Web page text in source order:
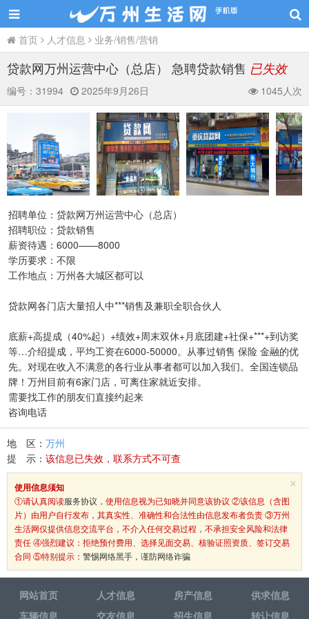
首页 人才信息 业务/销售/营销
贷款网万州运营中心（总店） 急聘贷款销售 已失效
编号： 31994 2025年9月26日 1045人次
招聘单位：贷款网万州运营中心（总店）
招聘职位：贷款销售
薪资待遇：6000——8000
学历要求：不限
工作地点：万州各大城区都可以
贷款网各门店大量招人中***销售及兼职全职合伙人
底薪+高提成（40%起）+绩效+周末双休+月底团建+社保+***+到访奖
等…介绍提成，平均工资在6000-50000。从事过销售 保险 金融的优
先。对现在收入不满意的各行业从事者都可以加入我们。全国连锁品
牌！万州目前有6家门店，可离住家就近安排。
需要找工作的朋友们直接约起来
咨询电话
地 区： 万州
提 示： 该信息已失效，联系方式不可查
×
使用信息须知
①请认真阅读服务协议 ，使用信息视为已知晓并同意该协议 ②该信息（含图
片）由用户自行发布，其真实性、准确性和合法性由信息发布者负责 ③万州
生活网仅提供信息交流平台，不介入任何交易过程，不承担安全风险和法律
责任 ④强烈建议：拒绝预付费用、选择见面交易、核验证照资质、签订交易
合同 ⑤特别提示： 警惕网络黑手，谨防网络诈骗
网站首页 人才信息 房产信息
供求信息
车辆信息
交友信息 招生信息 转让信息